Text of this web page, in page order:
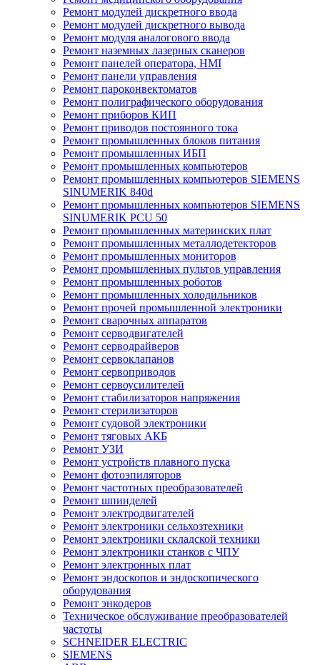
Ремонт модулей дискретного ввода
Ремонт модулей дискретного вывода
Ремонт модуля аналогового ввода
Ремонт наземных лазерных сканеров
Ремонт панелей оператора, HMI
Ремонт панели управления
Ремонт пароконвектоматов
Ремонт полиграфического оборудования
Ремонт приборов КИП
Ремонт приводов постоянного тока
Ремонт промышленных блоков питания
Ремонт промышленных ИБП
Ремонт промышленных компьютеров
Ремонт промышленных компьютеров SIEMENS
SINUMERIK 840d
Ремонт промышленных компьютеров SIEMENS
SINUMERIK PCU 50
Ремонт промышленных материнских плат
Ремонт промышленных металлодетекторов
Ремонт промышленных мониторов
Ремонт промышленных пультов управления
Ремонт промышленных роботов
Ремонт промышленных холодильников
Ремонт прочей промышленной электроники
Ремонт сварочных аппаратов
Ремонт серводвигателей
Ремонт серводрайверов
Ремонт сервоклапанов
Ремонт сервоприводов
Ремонт сервоусилителей
Ремонт стабилизаторов напряжения
Ремонт стерилизаторов
Ремонт судовой электроники
Ремонт тяговых АКБ
Ремонт УЗИ
Ремонт устройств плавного пуска
Ремонт фотоэпиляторов
Ремонт частотных преобразователей
Ремонт шпинделей
Ремонт электродвигателей
Ремонт электроники сельхозтехники
Ремонт электроники складской техники
Ремонт электроники станков с ЧПУ
Ремонт электронных плат
Ремонт эндоскопов и эндоскопического
оборудования
Ремонт энкодеров
Техническое обслуживание преобразователей
частоты
SCHNEIDER ELECTRIC
SIEMENS